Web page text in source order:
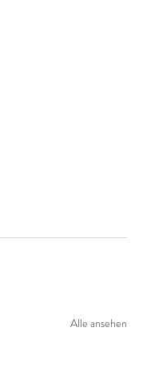
Alle ansehen